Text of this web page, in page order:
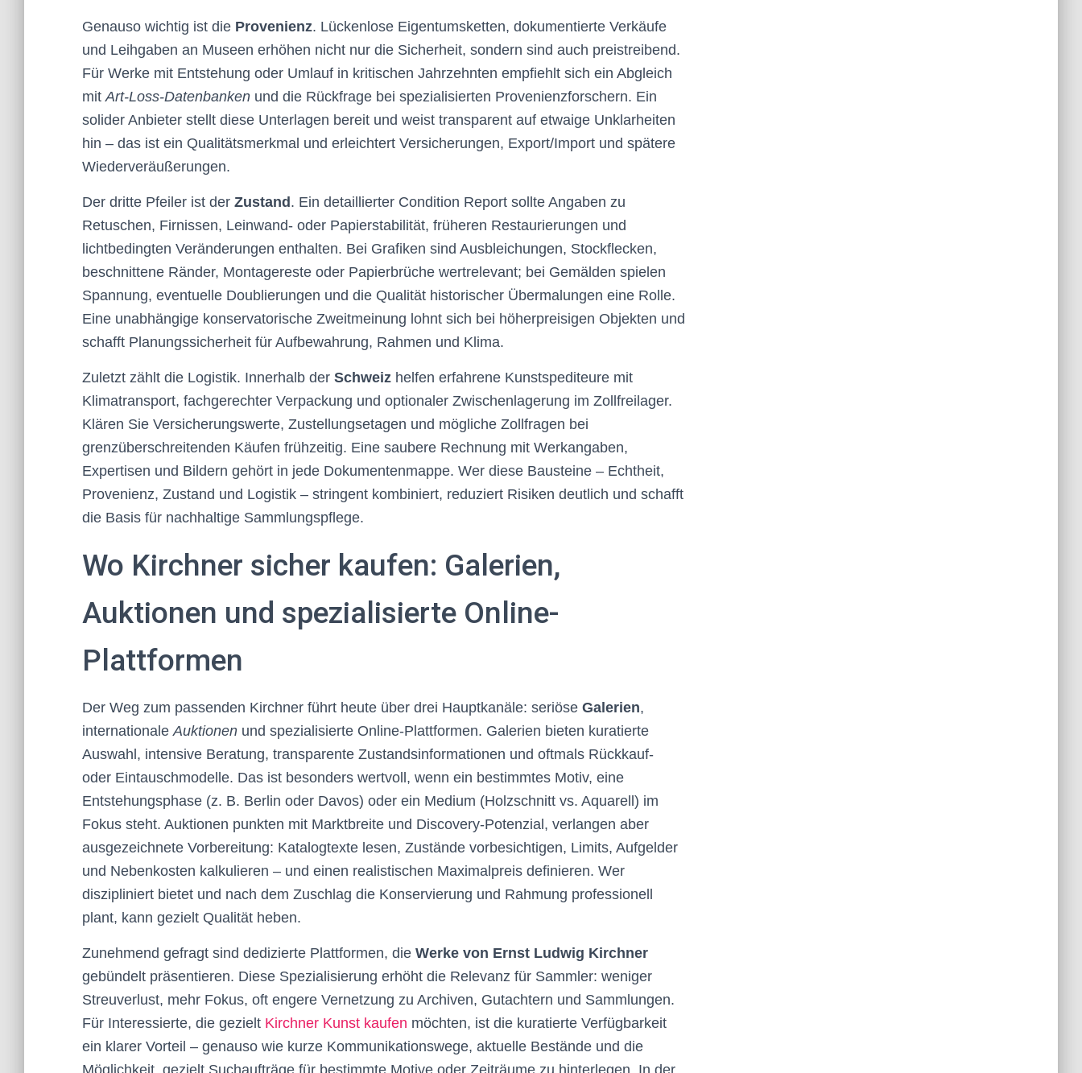
Genauso wichtig ist die Provenienz. Lückenlose Eigentumsketten, dokumentierte Verkäufe
und Leihgaben an Museen erhöhen nicht nur die Sicherheit, sondern sind auch preistreibend.
Für Werke mit Entstehung oder Umlauf in kritischen Jahrzehnten empfiehlt sich ein Abgleich
mitArt-Loss-Datenbanken und die Rückfrage bei spezialisierten Provenienzforschern. Ein
solider Anbieter stellt diese Unterlagen bereit und weist transparent auf etwaige Unklarheiten
hin – das ist ein Qualitätsmerkmal und erleichtert Versicherungen, Export/Import und spätere
Wiederveräußerungen.
Der dritte Pfeiler ist der Zustand . Ein detaillierter Condition Report sollte Angaben zu
Retuschen, Firnissen, Leinwand- oder Papierstabilität, früheren Restaurierungen und
lichtbedingten Veränderungen enthalten. Bei Grafiken sind Ausbleichungen, Stockflecken,
beschnittene Ränder, Montagereste oder Papierbrüche wertrelevant; bei Gemälden spielen
Spannung, eventuelle Doublierungen und die Qualität historischer Übermalungen eine Rolle.
Eine unabhängige konservatorische Zweitmeinung lohnt sich bei höherpreisigen Objekten und
schafft Planungssicherheit für Aufbewahrung, Rahmen und Klima.
Zuletzt zählt die Logistik. Innerhalb der Schweiz helfen erfahrene Kunstspediteure mit
Klimatransport, fachgerechter Verpackung und optionaler Zwischenlagerung im Zollfreilager.
Klären Sie Versicherungswerte, Zustellungsetagen und mögliche Zollfragen bei
grenzüberschreitenden Käufen frühzeitig. Eine saubere Rechnung mit Werkangaben,
Expertisen und Bildern gehört in jede Dokumentenmappe. Wer diese Bausteine – Echtheit,
Provenienz, Zustand und Logistik – stringent kombiniert, reduziert Risiken deutlich und schafft
die Basis für nachhaltige Sammlungspflege.
Wo Kirchner sicher kaufen: Galerien,
Auktionen und spezialisierte Online-
Plattformen
Der Weg zum passenden Kirchner führt heute über drei Hauptkanäle: seriöse Galerien,
internationaleAuktionen und spezialisierte Online-Plattformen. Galerien bieten kuratierte
Auswahl, intensive Beratung, transparente Zustandsinformationen und oftmals Rückkauf-
oder Eintauschmodelle. Das ist besonders wertvoll, wenn ein bestimmtes Motiv, eine
Entstehungsphase (z. B. Berlin oder Davos) oder ein Medium (Holzschnitt vs. Aquarell) im
Fokus steht. Auktionen punkten mit Marktbreite und Discovery-Potenzial, verlangen aber
ausgezeichnete Vorbereitung: Katalogtexte lesen, Zustände vorbesichtigen, Limits, Aufgelder
und Nebenkosten kalkulieren – und einen realistischen Maximalpreis definieren. Wer
diszipliniert bietet und nach dem Zuschlag die Konservierung und Rahmung professionell
plant, kann gezielt Qualität heben.
Zunehmend gefragt sind dedizierte Plattformen, die Werke von Ernst Ludwig Kirchner
gebündelt präsentieren. Diese Spezialisierung erhöht die Relevanz für Sammler: weniger
Streuverlust, mehr Fokus, oft engere Vernetzung zu Archiven, Gutachtern und Sammlungen.
Für Interessierte, die gezielt Kirchner Kunst kaufen möchten, ist die kuratierte Verfügbarkeit
ein klarer Vorteil – genauso wie kurze Kommunikationswege, aktuelle Bestände und die
Möglichkeit, gezielt Suchaufträge für bestimmte Motive oder Zeiträume zu hinterlegen. In der